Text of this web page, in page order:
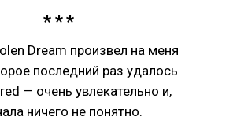
Dream произвел на меня
последний раз удалось
— очень увлекательно и,
ничего не понятно.